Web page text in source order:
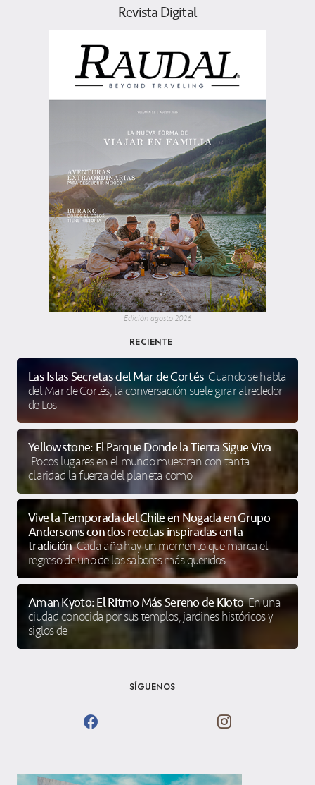
Revista Digital
Edición agosto 2026
RECIENTE
Las Islas Secretas del Mar de Cortés Cuando se habla
del Mar de Cortés, la conversación suele girar alrededor
de Los
Yellowstone: El Parque Donde la Tierra Sigue Viva
Pocos lugares en el mundo muestran con tanta
claridad la fuerza del planeta como
Vive la Temporada del Chile en Nogada en Grupo
Anderson’s con dos recetas inspiradas en la
tradición Cada año hay un momento que marca el
regreso de uno de los sabores más queridos
Aman Kyoto: El Ritmo Más Sereno de Kioto En una
ciudad conocida por sus templos, jardines históricos y
siglos de
SÍGUENOS